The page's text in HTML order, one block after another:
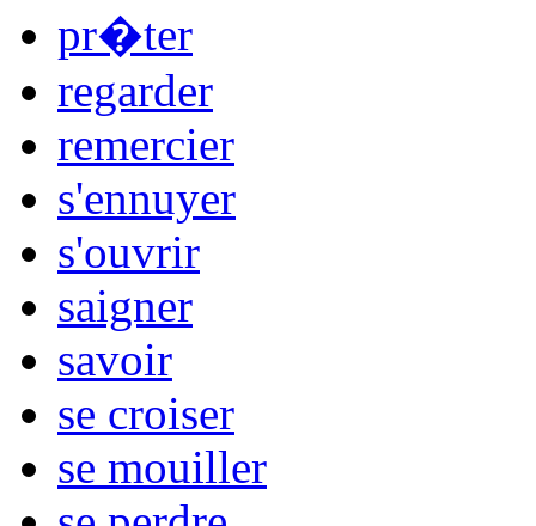
pr�ter
regarder
remercier
s'ennuyer
s'ouvrir
saigner
savoir
se croiser
se mouiller